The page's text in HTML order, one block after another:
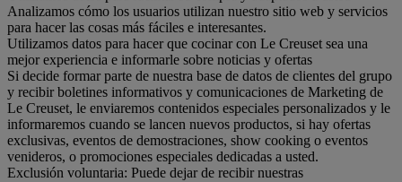
Analizamos cómo los usuarios utilizan nuestro sitio web y servicios
para hacer las cosas más fáciles e interesantes.
Utilizamos datos para hacer que cocinar con Le Creuset sea una
mejor experiencia e informarle sobre noticias y ofertas
Si decide formar parte de nuestra base de datos de clientes del grupo
y recibir boletines informativos y comunicaciones de Marketing de
Le Creuset, le enviaremos contenidos especiales personalizados y le
informaremos cuando se lancen nuevos productos, si hay ofertas
exclusivas, eventos de demostraciones, show cooking o eventos
venideros, o promociones especiales dedicadas a usted.
Exclusión voluntaria: Puede dejar de recibir nuestras